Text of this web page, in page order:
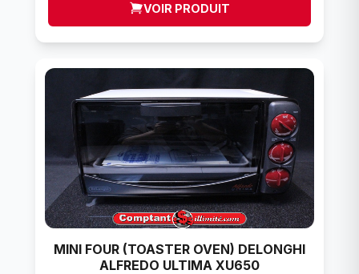
VOIR PRODUIT
MINI FOUR (TOASTER OVEN) DELONGHI
ALFREDO ULTIMA XU650